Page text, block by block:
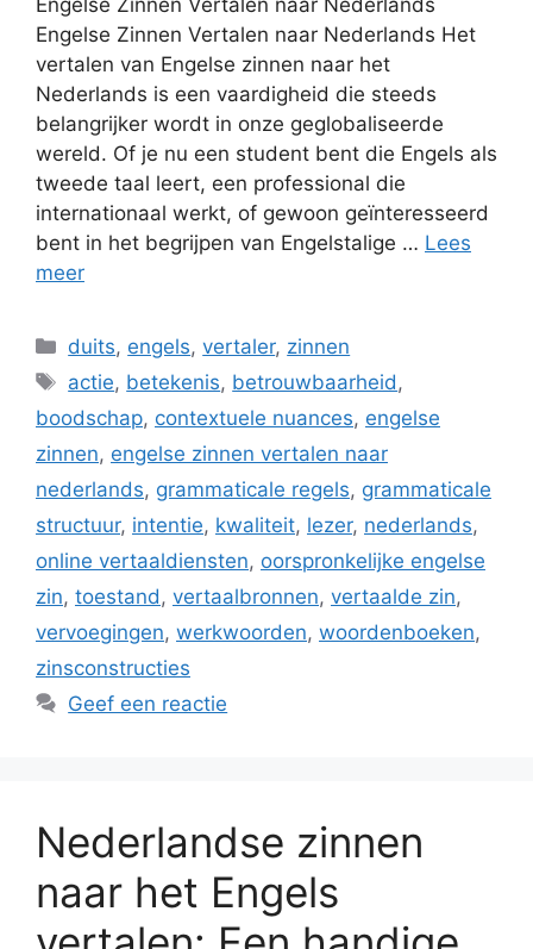
Engelse Zinnen Vertalen naar Nederlands
Engelse Zinnen Vertalen naar Nederlands Het
vertalen van Engelse zinnen naar het
Nederlands is een vaardigheid die steeds
belangrijker wordt in onze geglobaliseerde
wereld. Of je nu een student bent die Engels als
tweede taal leert, een professional die
internationaal werkt, of gewoon geïnteresseerd
bent in het begrijpen van Engelstalige … Lees
meer
Categorieën
duits, engels,vertaler, zinnen
Tags
actie, betekenis, betrouwbaarheid,
boodschap, contextuele nuances, engelse
zinnen, engelse zinnen vertalen naar
nederlands, grammaticale regels, grammaticale
structuur, intentie, kwaliteit, lezer, nederlands,
online vertaaldiensten, oorspronkelijke engelse
zin, toestand, vertaalbronnen, vertaalde zin,
vervoegingen, werkwoorden, woordenboeken,
zinsconstructies
Geef een reactie
Nederlandse zinnen
naar het Engels